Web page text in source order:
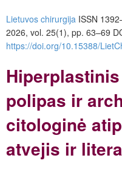
Lietuvos chirurgija ISSN
2026, vol. 25(1), pp. 63–69
https://doi.org/10.15388/
polipas ir
citologinė
atvejis ir